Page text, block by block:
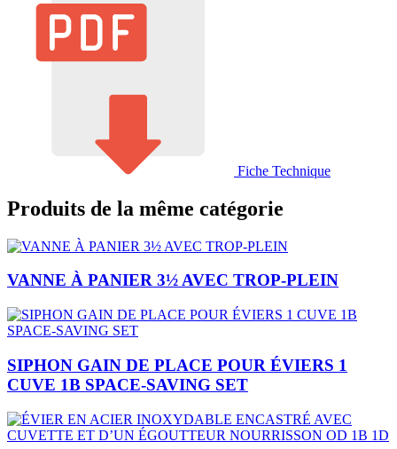
Fiche Technique
Produits de la même catégorie
VANNE À PANIER 3½ AVEC TROP-PLEIN
SIPHON GAIN DE PLACE POUR ÉVIERS 1
CUVE 1B SPACE-SAVING SET